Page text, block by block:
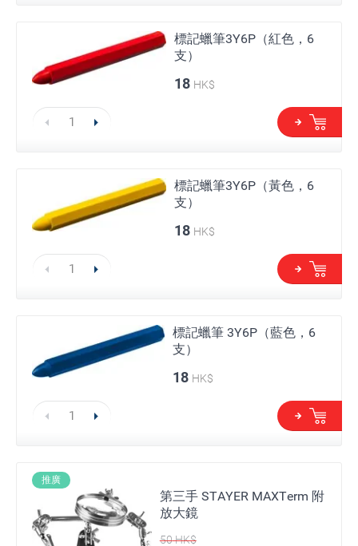
標記蠟筆3Y6P（紅色，6
支）
18 HK$
標記蠟筆3Y6P（黃色，6
支）
18 HK$
標記蠟筆 3Y6P（藍色，6
支）
18 HK$
推廣
第三手 STAYER MAXTerm 附
放大鏡
50HK$